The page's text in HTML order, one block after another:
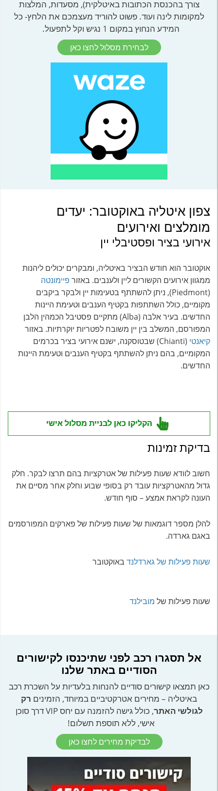
צורך בהכנסת הכתובות באיטלקית), מסעדות, המלצות
למקומות לינה ועוד. פשוט להוריד מעצמכם את הלחץ- כל
המידע הנחוץ במקום 1 נגיש וקל לתפעול.
לבחירת מסלול לחצו כאן
צפון איטליה באוקטובר: יעדים
מומלצים ואירועים
אירועי בציר ופסטיבלי יין
אוקטובר הוא חודש הבציר באיטליה, ומבקרים יכולים ליהנות
ממגוון אירועים הקשורים ליין ולענבים. באזור פיימונטה
(Piedmont), ניתן להשתתף בטעימות יין ולבקר ביקבים
מקומיים, כולל השתתפות בקטיף הענבים וטעימת היינות
החדשים. בעיר אלבה (Alba) מתקיים פסטיבל הכמהין הלבן
המפורסם, המשלב בין יין משובח לפטריות יוקרתיות. באזור
קיאנטי
(Chianti) שבטוסקנה, ישנם אירועי בציר בכרמים
המקומיים, בהם ניתן להשתתף בקטיף הענבים וטעימת היינות
החדשים.
הקליקו כאן לבניית מסלול אישי
בדיקת זמינות
חשוב לוודא שעות פעילות של אטרקציות בהם תרצו לבקר. חלק
גדול מהאטרקציות עובד רק בסופי שבוע וחלק אחר מסיים את
העונה לקראת אמצע – סוף חודש.
להלן מספר דוגמאות של שעות פעילות של פארקים המפורסמים
באגם גארדה.
שעות פעילות של גארדלנד באוקטובר
שעות פעילות של מובילנד
אל תסגרו רכב לפני שתיכנסו לקישורים
הסודיים באתר שלנו
כאן תמצאו קישורים סודיים להנחות בלעדיות על השכרת רכב
באיטליה – מחירים אטרקטיביים במיוחד, הזמינים רק
לגולשי האתר
, כולל גישה להזמנה עם יחס VIP דרך סוכן
אישי, ללא תוספת תשלום!
לבדיקת מחירים לחצו כאן